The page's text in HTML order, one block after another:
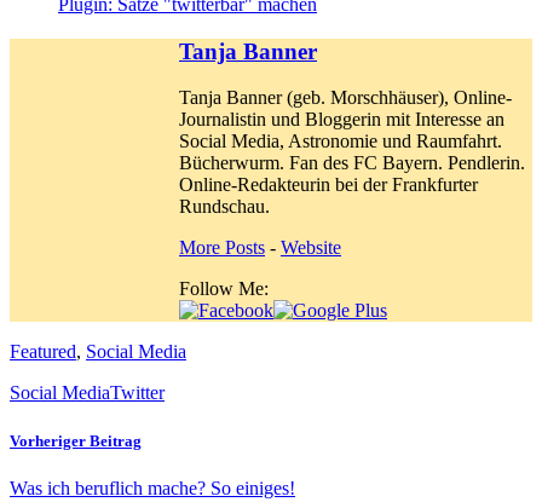
Plugin: Sätze "twitterbar" machen
Tanja Banner
Tanja Banner (geb. Morschhäuser), Online-
Journalistin und Bloggerin mit Interesse an
Social Media, Astronomie und Raumfahrt.
Bücherwurm. Fan des FC Bayern. Pendlerin.
Online-Redakteurin bei der Frankfurter
Rundschau.
More Posts - Website
Follow Me:
Featured, Social Media
Social MediaTwitter
Vorheriger Beitrag
Was ich beruflich mache? So einiges!